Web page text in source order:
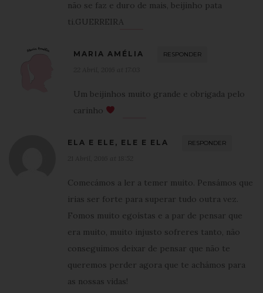
não se faz e duro de mais, beijinho pata
ti.GUERREIRA
MARIA AMÉLIA RESPONDER
Um beijinhos muito grande e obrigada pelo
carinho
ELA E ELE, ELE E ELA RESPONDER
Comecámos a ler a temer muito. Pensámos que
irias ser forte para superar tudo outra vez.
Fomos muito egoístas e a par de pensar que
era muito, muito injusto sofreres tanto, não
conseguimos deixar de pensar que não te
queremos perder agora que te achámos para
as nossas vidas!